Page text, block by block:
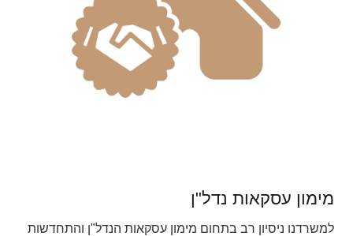
מימון עסקאות נדל"ן
למשרדנו ניסיון רב בתחום מימון עסקאות הנדל"ן והתחדשות